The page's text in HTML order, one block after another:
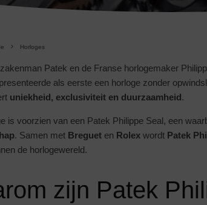
Horloges
Patek en de Franse horlogemaker
als eerste een horloge zonder
uniekheid, exclusiviteit en duurzaamheid.
is voorzien van een Patek Philippe Seal, een
. Samen met Breguet en Rolex wordt Patek
de horlogewereld.
zijn Patek